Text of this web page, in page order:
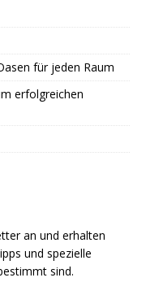
für jeden Raum
erfolgreichen
an und erhalten
und spezielle
sind.